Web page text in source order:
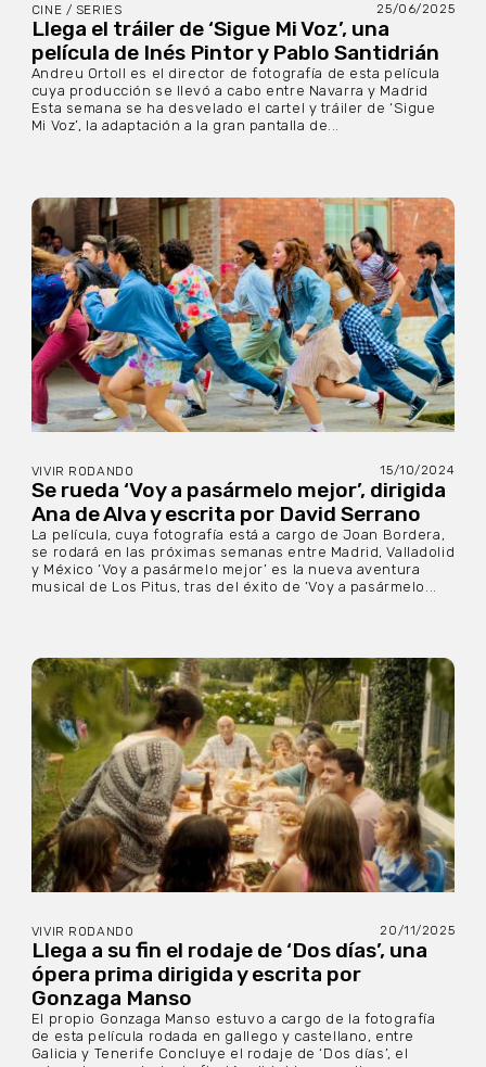
CINE / SERIES 25/06/2025
Llega el tráiler de ‘Sigue Mi Voz’, una
película de Inés Pintor y Pablo Santidrián
Andreu Ortoll es el director de fotografía de esta película
cuya producción se llevó a cabo entre Navarra y Madrid
Esta semana se ha desvelado el cartel y tráiler de ‘Sigue
Mi Voz’, la adaptación a la gran pantalla de...
VIVIR RODANDO 15/10/2024
Se rueda ‘Voy a pasármelo mejor’, dirigida
Ana de Alva y escrita por David Serrano
La película, cuya fotografía está a cargo de Joan Bordera,
se rodará en las próximas semanas entre Madrid, Valladolid
y México ‘Voy a pasármelo mejor’ es la nueva aventura
musical de Los Pitus, tras del éxito de ‘Voy a pasármelo...
VIVIR RODANDO 20/11/2025
Llega a su fin el rodaje de ‘Dos días’, una
ópera prima dirigida y escrita por
Gonzaga Manso
El propio Gonzaga Manso estuvo a cargo de la fotografía
de esta película rodada en gallego y castellano, entre
Galicia y Tenerife Concluye el rodaje de ‘Dos días’, el